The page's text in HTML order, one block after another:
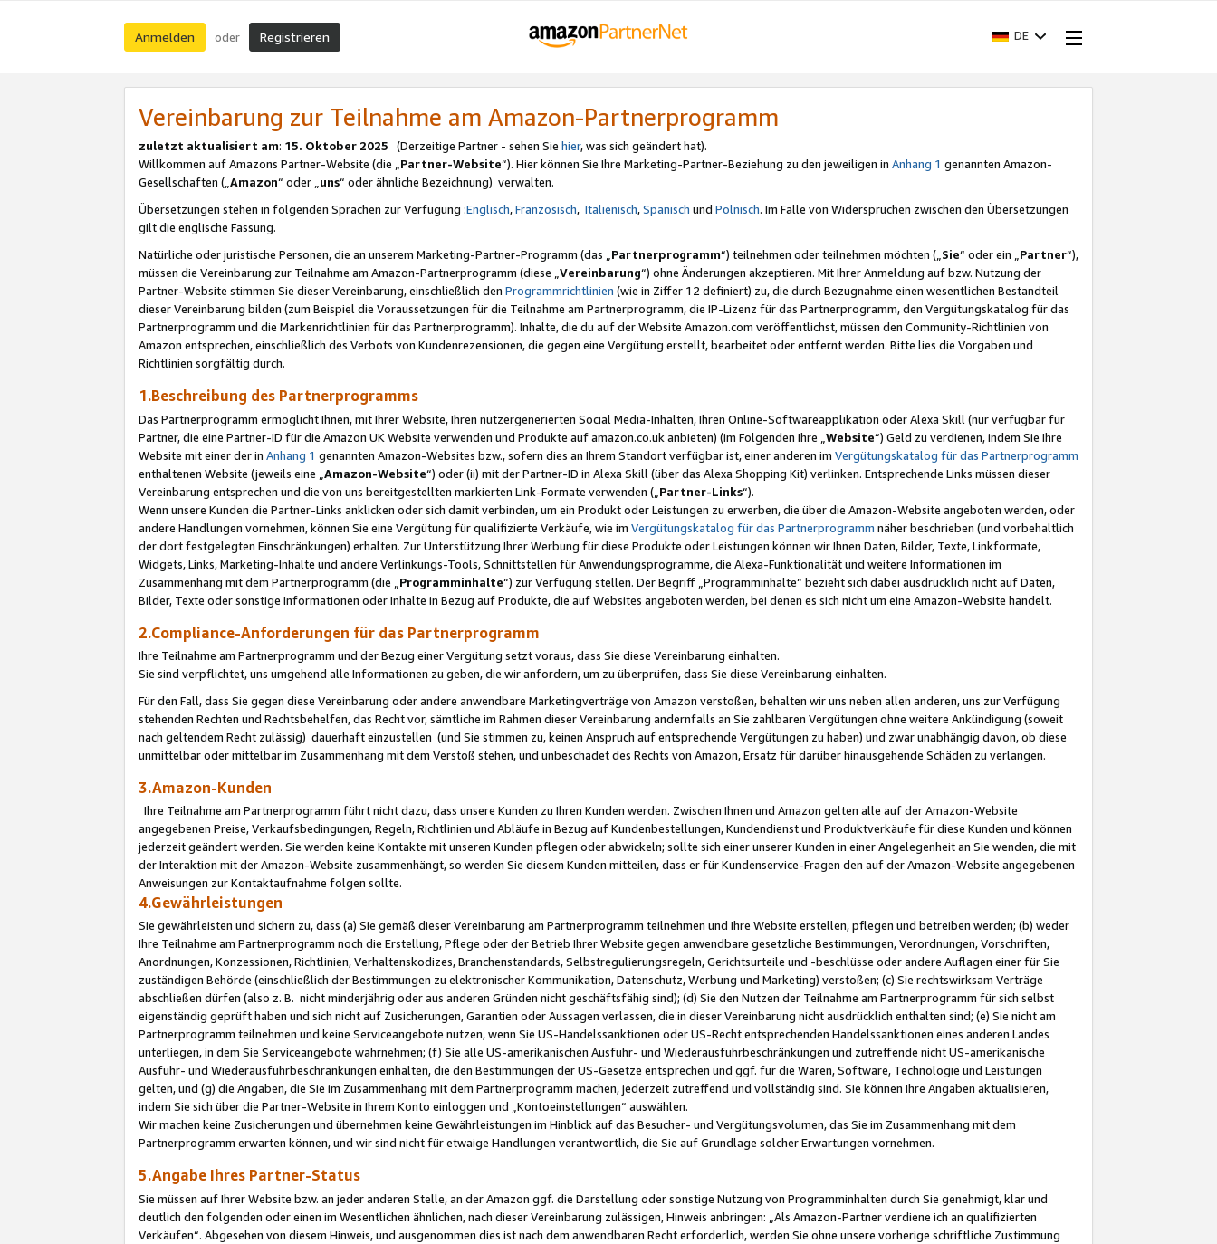
Anmelden oder Registrieren DE
Vereinbarung zur Teilnahme am Amazon-Partnerprogramm
zuletzt aktualisiert am: 15. Oktober 2025 (Derzeitige Partner - sehen Sie hier, was sich geändert hat).
Willkommen auf Amazons Partner-Website (die „Partner-Website“). Hier können Sie Ihre Marketing-Partner-Beziehung zu den jeweiligen in Anhang 1 genannten Amazon-
Gesellschaften („Amazon“ oder „uns“ oder ähnliche Bezeichnung) verwalten.
Übersetzungen stehen in folgenden Sprachen zur Verfügung :Englisch,Französisch, Italienisch,Spanisch und Polnisch. Im Falle von Widersprüchen zwischen den Übersetzungen
gilt die englische Fassung.
Natürliche oder juristische Personen, die an unserem Marketing-Partner-Programm (das „Partnerprogramm“) teilnehmen oder teilnehmen möchten („Sie“ oder ein „Partner“),
müssen die Vereinbarung zur Teilnahme am Amazon-Partnerprogramm (diese „Vereinbarung“) ohne Änderungen akzeptieren. Mit Ihrer Anmeldung auf bzw. Nutzung der
Partner-Website stimmen Sie dieser Vereinbarung, einschließlich den Programmrichtlinien (wie in Ziffer 12 definiert) zu, die durch Bezugnahme einen wesentlichen Bestandteil
dieser Vereinbarung bilden (zum Beispiel die Voraussetzungen für die Teilnahme am Partnerprogramm, die IP-Lizenz für das Partnerprogramm, den Vergütungskatalog für das
Partnerprogramm und die Markenrichtlinien für das Partnerprogramm). Inhalte, die du auf der Website Amazon.com veröffentlichst, müssen den Community-Richtlinien von
Amazon entsprechen, einschließlich des Verbots von Kundenrezensionen, die gegen eine Vergütung erstellt, bearbeitet oder entfernt werden. Bitte lies die Vorgaben und
Richtlinien sorgfältig durch.
1.Beschreibung des Partnerprogramms
Das Partnerprogramm ermöglicht Ihnen, mit Ihrer Website, Ihren nutzergenerierten Social Media-Inhalten, Ihren Online-Softwareapplikation oder Alexa Skill (nur verfügbar für
Partner, die eine Partner-ID für die Amazon UK Website verwenden und Produkte auf amazon.co.uk anbieten) (im Folgenden Ihre „ Website“) Geld zu verdienen, indem Sie Ihre
Website mit einer der in Anhang 1 genannten Amazon-Websites bzw., sofern dies an Ihrem Standort verfügbar ist, einer anderen im Vergütungskatalog für das Partnerprogramm
enthaltenen Website (jeweils eine „ Amazon-Website“) oder (ii) mit der Partner-ID in Alexa Skill (über das Alexa Shopping Kit) verlinken. Entsprechende Links müssen dieser
Vereinbarung entsprechen und die von uns bereitgestellten markierten Link-Formate verwenden („ Partner-Links“).
Wenn unsere Kunden die Partner-Links anklicken oder sich damit verbinden, um ein Produkt oder Leistungen zu erwerben, die über die Amazon-Website angeboten werden, oder
andere Handlungen vornehmen, können Sie eine Vergütung für qualifizierte Verkäufe, wie im Vergütungskatalog für das Partnerprogramm näher beschrieben (und vorbehaltlich
der dort festgelegten Einschränkungen) erhalten. Zur Unterstützung Ihrer Werbung für diese Produkte oder Leistungen können wir Ihnen Daten, Bilder, Texte, Linkformate,
Widgets, Links, Marketing-Inhalte und andere Verlinkungs-Tools, Schnittstellen für Anwendungsprogramme, die Alexa-Funktionalität und weitere Informationen im
Zusammenhang mit dem Partnerprogramm (die „ Programminhalte“) zur Verfügung stellen. Der Begriff „Programminhalte“ bezieht sich dabei ausdrücklich nicht auf Daten,
Bilder, Texte oder sonstige Informationen oder Inhalte in Bezug auf Produkte, die auf Websites angeboten werden, bei denen es sich nicht um eine Amazon-Website handelt.
2.Compliance-Anforderungen für das Partnerprogramm
Ihre Teilnahme am Partnerprogramm und der Bezug einer Vergütung setzt voraus, dass Sie diese Vereinbarung einhalten.
Sie sind verpflichtet, uns umgehend alle Informationen zu geben, die wir anfordern, um zu überprüfen, dass Sie diese Vereinbarung einhalten.
Für den Fall, dass Sie gegen diese Vereinbarung oder andere anwendbare Marketingverträge von Amazon verstoßen, behalten wir uns neben allen anderen, uns zur Verfügung
stehenden Rechten und Rechtsbehelfen, das Recht vor, sämtliche im Rahmen dieser Vereinbarung andernfalls an Sie zahlbaren Vergütungen ohne weitere Ankündigung (soweit
nach geltendem Recht zulässig) dauerhaft einzustellen (und Sie stimmen zu, keinen Anspruch auf entsprechende Vergütungen zu haben) und zwar unabhängig davon, ob diese
unmittelbar oder mittelbar im Zusammenhang mit dem Verstoß stehen, und unbeschadet des Rechts von Amazon, Ersatz für darüber hinausgehende Schäden zu verlangen.
3.Amazon-Kunden
Ihre Teilnahme am Partnerprogramm führt nicht dazu, dass unsere Kunden zu Ihren Kunden werden. Zwischen Ihnen und Amazon gelten alle auf der Amazon-Website
angegebenen Preise, Verkaufsbedingungen, Regeln, Richtlinien und Abläufe in Bezug auf Kundenbestellungen, Kundendienst und Produktverkäufe für diese Kunden und können
jederzeit geändert werden. Sie werden keine Kontakte mit unseren Kunden pflegen oder abwickeln; sollte sich einer unserer Kunden in einer Angelegenheit an Sie wenden, die mit
der Interaktion mit der Amazon-Website zusammenhängt, so werden Sie diesem Kunden mitteilen, dass er für Kundenservice-Fragen den auf der Amazon-Website angegebenen
Anweisungen zur Kontaktaufnahme folgen sollte.
4.Gewährleistungen
Sie gewährleisten und sichern zu, dass (a) Sie gemäß dieser Vereinbarung am Partnerprogramm teilnehmen und Ihre Website erstellen, pflegen und betreiben werden; (b) weder
Ihre Teilnahme am Partnerprogramm noch die Erstellung, Pflege oder der Betrieb Ihrer Website gegen anwendbare gesetzliche Bestimmungen, Verordnungen, Vorschriften,
Anordnungen, Konzessionen, Richtlinien, Verhaltenskodizes, Branchenstandards, Selbstregulierungsregeln, Gerichtsurteile und -beschlüsse oder andere Auflagen einer für Sie
zuständigen Behörde (einschließlich der Bestimmungen zu elektronischer Kommunikation, Datenschutz, Werbung und Marketing) verstoßen; (c) Sie rechtswirksam Verträge
abschließen dürfen (also z. B. nicht minderjährig oder aus anderen Gründen nicht geschäftsfähig sind); (d) Sie den Nutzen der Teilnahme am Partnerprogramm für sich selbst
eigenständig geprüft haben und sich nicht auf Zusicherungen, Garantien oder Aussagen verlassen, die in dieser Vereinbarung nicht ausdrücklich enthalten sind; (e) Sie nicht am
Partnerprogramm teilnehmen und keine Serviceangebote nutzen, wenn Sie US-Handelssanktionen oder US-Recht entsprechenden Handelssanktionen eines anderen Landes
unterliegen, in dem Sie Serviceangebote wahrnehmen; (f) Sie alle US-amerikanischen Ausfuhr- und Wiederausfuhrbeschränkungen und zutreffende nicht US-amerikanische
Ausfuhr- und Wiederausfuhrbeschränkungen einhalten, die den Bestimmungen der US-Gesetze entsprechen und ggf. für die Waren, Software, Technologie und Leistungen
gelten, und (g) die Angaben, die Sie im Zusammenhang mit dem Partnerprogramm machen, jederzeit zutreffend und vollständig sind. Sie können Ihre Angaben aktualisieren,
indem Sie sich über die Partner-Website in Ihrem Konto einloggen und „Kontoeinstellungen“ auswählen.
Wir machen keine Zusicherungen und übernehmen keine Gewährleistungen im Hinblick auf das Besucher- und Vergütungsvolumen, das Sie im Zusammenhang mit dem
Partnerprogramm erwarten können, und wir sind nicht für etwaige Handlungen verantwortlich, die Sie auf Grundlage solcher Erwartungen vornehmen.
5.Angabe Ihres Partner-Status
Sie müssen auf Ihrer Website bzw. an jeder anderen Stelle, an der Amazon ggf. die Darstellung oder sonstige Nutzung von Programminhalten durch Sie genehmigt, klar und
deutlich den folgenden oder einen im Wesentlichen ähnlichen, nach dieser Vereinbarung zulässigen, Hinweis anbringen: „Als Amazon-Partner verdiene ich an qualifizierten
Verkäufen“. Abgesehen von diesem Hinweis, und ausgenommen dies ist nach dem anwendbaren Recht erforderlich, werden Sie ohne unsere vorherige schriftliche Zustimmung